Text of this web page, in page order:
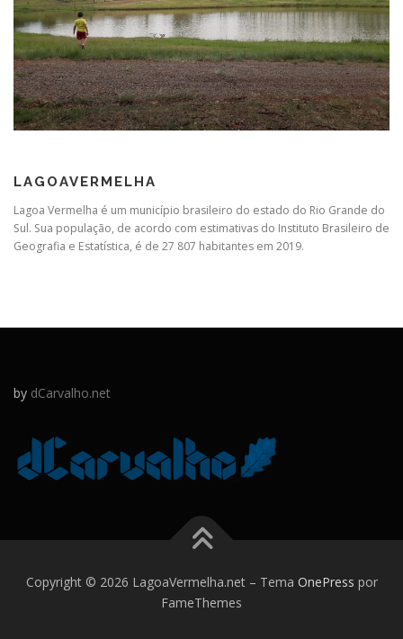
LAGOAVERMELHA
Lagoa Vermelha é um município brasileiro do estado do Rio Grande do
Sul. Sua população, de acordo com estimativas do Instituto Brasileiro de
Geografia e Estatística, é de 27 807 habitantes em 2019.
by dCarvalho.net
Copyright © 2026 LagoaVermelha.net – Tema OnePress por
FameThemes